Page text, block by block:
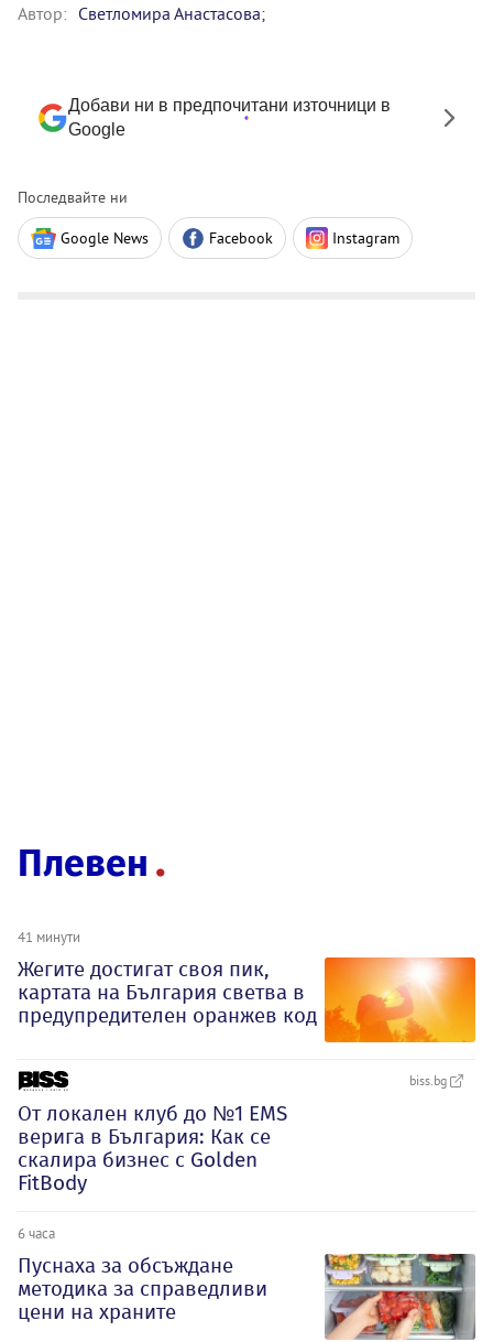
Автор: Светломира Анастасова;
Добави ни в предпочитани източници в
Google
Последвайте ни
Google News Facebook Instagram
Плевен
41 минути
Жегите достигат своя пик,
картата на България светва в
предупредителен оранжев код
biss.bg
От локален клуб до №1 EMS
верига в България: Как се
скалира бизнес с Golden
FitBody
6 часа
Пуснаха за обсъждане
методика за справедливи
цени на храните